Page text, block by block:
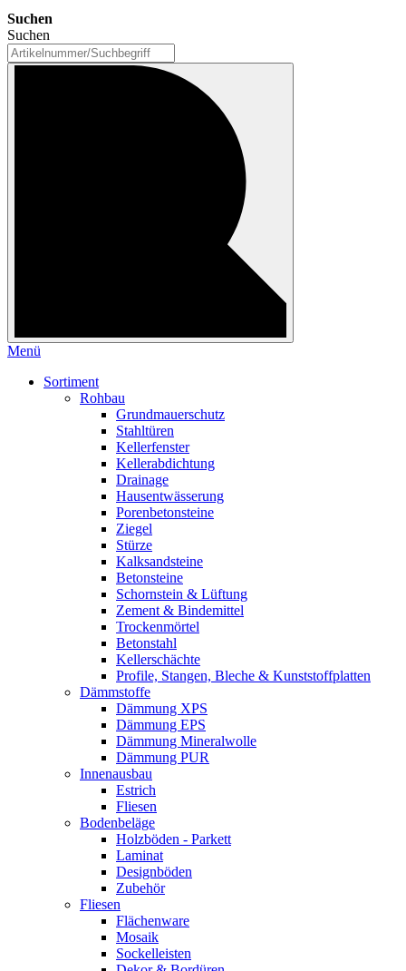
Suchen
Suchen
Menü
Sortiment
Rohbau
Grundmauerschutz
Stahltüren
Kellerfenster
Kellerabdichtung
Drainage
Hausentwässerung
Porenbetonsteine
Ziegel
Stürze
Kalksandsteine
Betonsteine
Schornstein & Lüftung
Zement & Bindemittel
Trockenmörtel
Betonstahl
Kellerschächte
Profile, Stangen, Bleche & Kunststoffplatten
Dämmstoffe
Dämmung XPS
Dämmung EPS
Dämmung Mineralwolle
Dämmung PUR
Innenausbau
Estrich
Fliesen
Bodenbeläge
Holzböden - Parkett
Laminat
Designböden
Zubehör
Fliesen
Flächenware
Mosaik
Sockelleisten